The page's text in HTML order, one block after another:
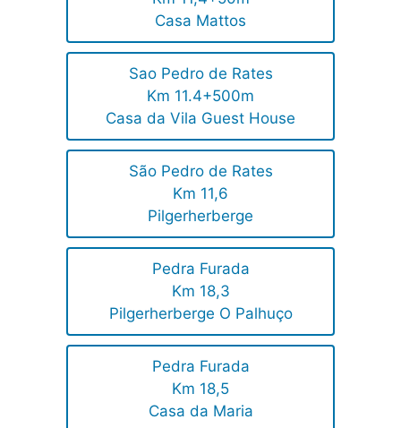
Casa Mattos
Sao Pedro de Rates
Km 11.4+500m
Casa da Vila Guest House
São Pedro de Rates
Km 11,6
Pilgerherberge
Pedra Furada
Km 18,3
Pilgerherberge O Palhuço
Pedra Furada
Km 18,5
Casa da Maria